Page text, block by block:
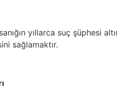
yıllarca suç şüphesi
sağlamaktır.